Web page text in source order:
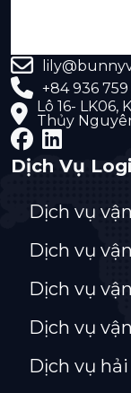
+84 936 759
Lô 16-
Thủy
Dịch Vụ
Dịch vụ
Dịch vụ
Dịch vụ
Dịch vụ
Dịch vụ